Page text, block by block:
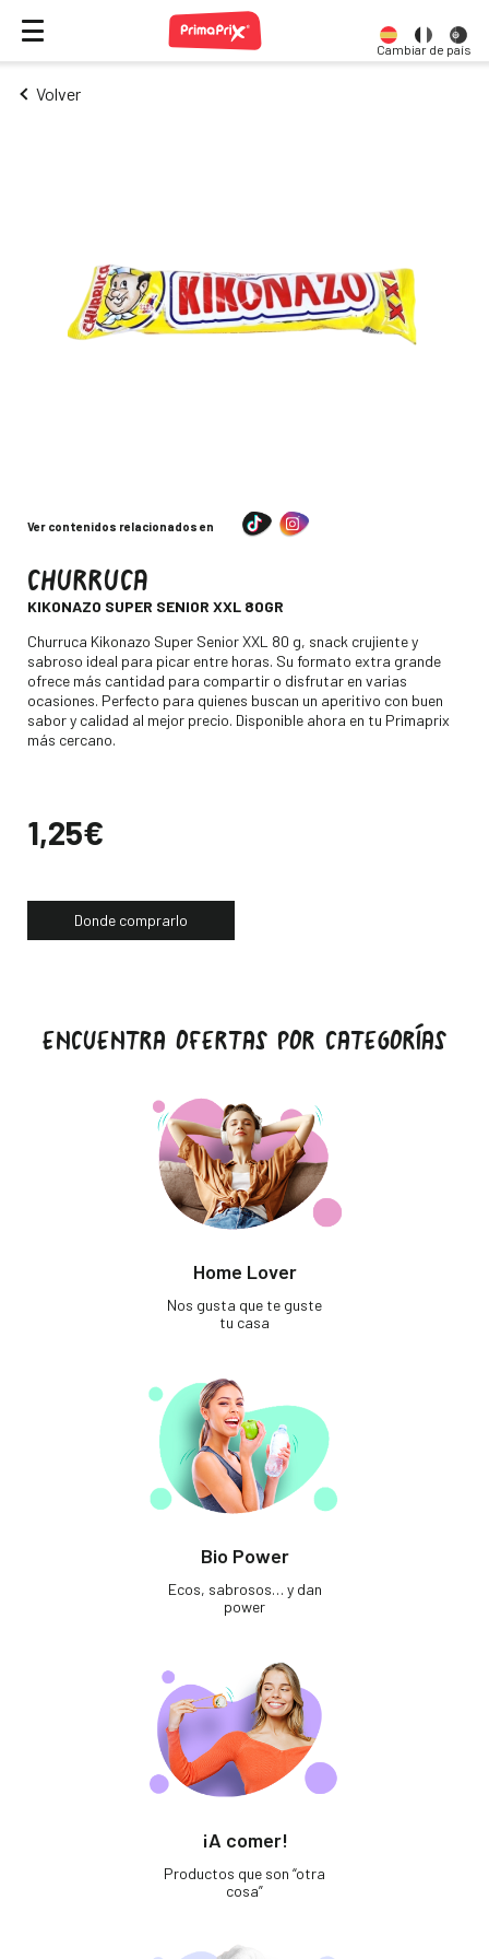
Cambiar de país
Volver
Ver contenidos relacionados en
CHURRUCA
KIKONAZO SUPER SENIOR XXL 80GR
Descripción
Churruca Kikonazo Super Senior XXL 80 g, snack crujiente y
sabroso ideal para picar entre horas. Su formato extra grande
ofrece más cantidad para compartir o disfrutar en varias
ocasiones. Perfecto para quienes buscan un aperitivo con buen
sabor y calidad al mejor precio. Disponible ahora en tu Primaprix
más cercano.
Precio
1,25€
Donde comprarlo
ENCUENTRA OFERTAS POR CATEGORÍAS
Home Lover
Nos gusta que te guste
tu casa
Bio Power
Ecos, sabrosos… y dan
power
¡A comer!
Productos que son “otra
cosa”